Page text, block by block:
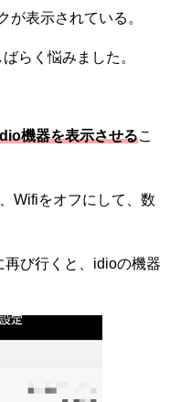
が表示されている。
らく悩みました。
機器を表示させるこ
Wifiをオフにして、数
び行くと、idioの機器